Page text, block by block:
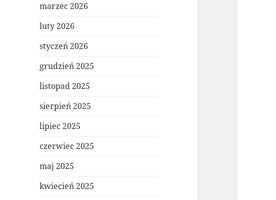
marzec 2026
luty 2026
styczeń 2026
grudzień 2025
listopad 2025
sierpień 2025
lipiec 2025
czerwiec 2025
maj 2025
kwiecień 2025